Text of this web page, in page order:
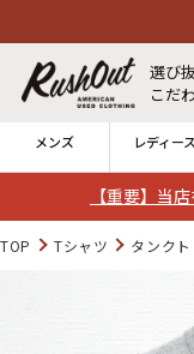
【重要】当
選び
こだ
メンズ レディース
ログイン
全国7店舗・公式通販
TOP Tシャツ タンク